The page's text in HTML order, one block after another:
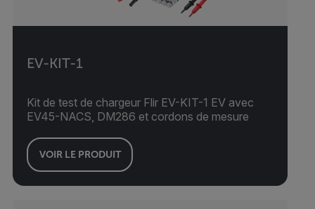
EV-KIT-1
Kit de test de chargeur Flir EV-KIT-1 EV avec
EV45-NACS, DM286 et cordons de mesure
VOIR LE PRODUIT